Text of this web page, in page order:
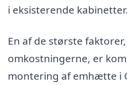
i eksisterende kabinetter.
En af de største
omkostningerne, er
montering af emhætte i